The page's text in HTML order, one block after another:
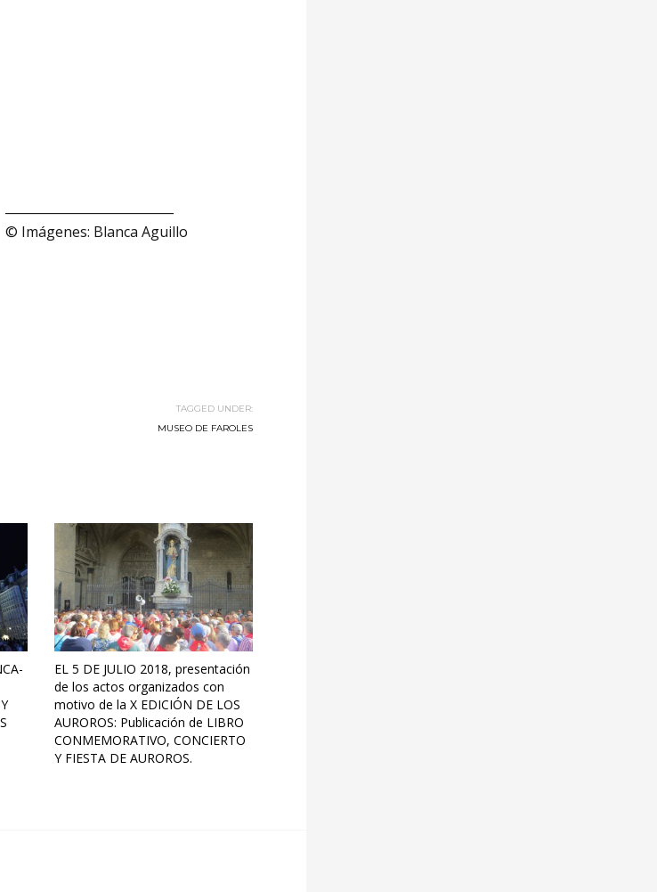
© Imágenes: Blanca Aguillo
TAGGED UNDER:
MUSEO DE FAROLES
EL 5 DE JULIO 2018, presentación
de los actos organizados con
motivo de la X EDICIÓN DE LOS
AUROROS: Publicación de LIBRO
CONMEMORATIVO, CONCIERTO
Y FIESTA DE AUROROS.